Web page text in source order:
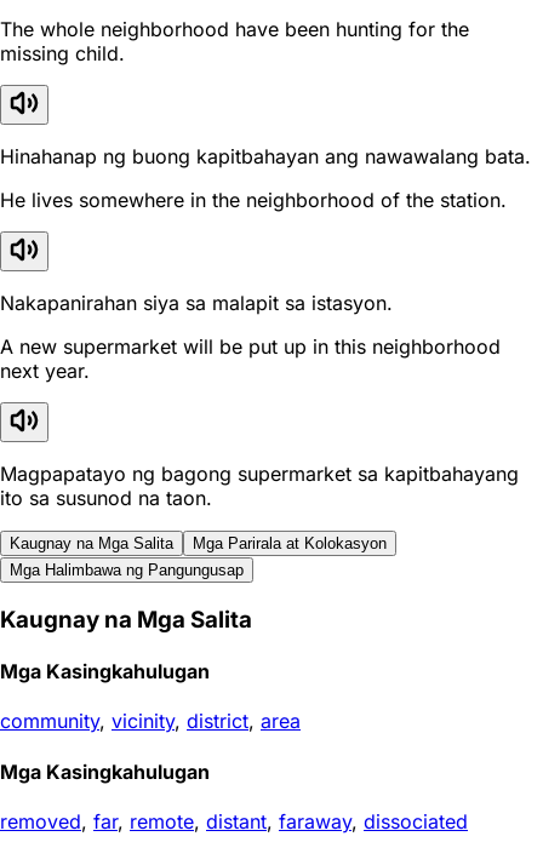
The whole neighborhood have been hunting for the
missing child.
Hinahanap ng buong kapitbahayan ang nawawalang bata.
He lives somewhere in the neighborhood of the station.
Nakapanirahan siya sa malapit sa istasyon.
A new supermarket will be put up in this neighborhood
next year.
Magpapatayo ng bagong supermarket sa kapitbahayang
ito sa susunod na taon.
Kaugnay na Mga Salita
Mga Parirala at Kolokasyon
Mga Halimbawa ng Pangungusap
Kaugnay na Mga Salita
Mga Kasingkahulugan
community, vicinity, district, area
Mga Kasingkahulugan
removed, far, remote, distant, faraway, dissociated